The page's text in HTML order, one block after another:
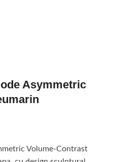
Asymmetric
Volume-Contrast